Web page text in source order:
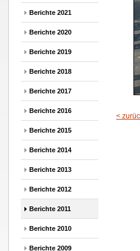
Berichte 2021
Berichte 2020
Berichte 2019
Berichte 2018
Berichte 2017
Berichte 2016
Berichte 2015
Berichte 2014
Berichte 2013
Berichte 2012
Berichte 2011
Berichte 2010
Berichte 2009
<